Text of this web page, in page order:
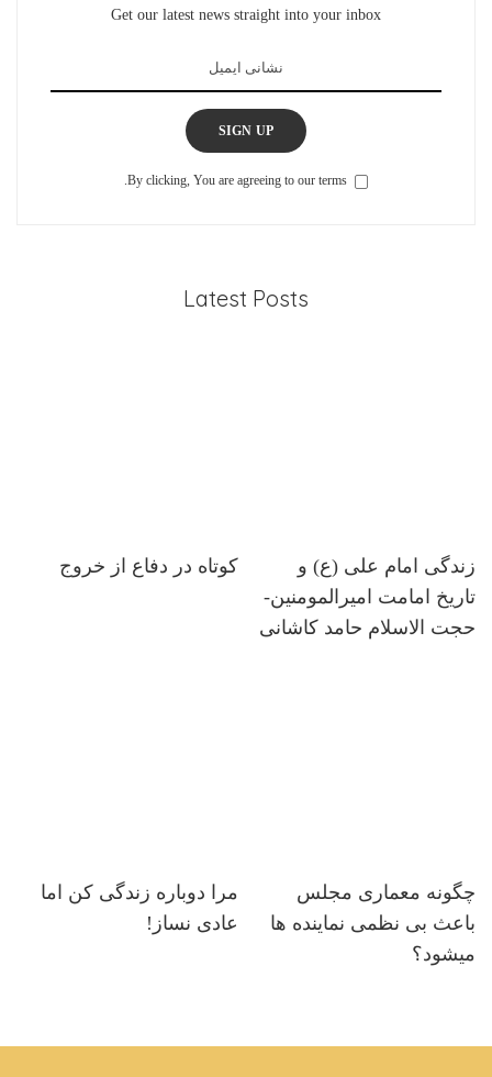
Get our latest news straight into your inbox
SIGN UP
By clicking, You are agreeing to our terms.
Latest Posts
زندگی امام علی (ع) و
تاریخ امامت امیرالمومنین-
حجت الاسلام حامد کاشانی
کوتاه در دفاع از خروج
چگونه معماری مجلس
باعث بی نظمی نماینده ها
میشود؟
مرا دوباره زندگی کن اما
عادی نساز!